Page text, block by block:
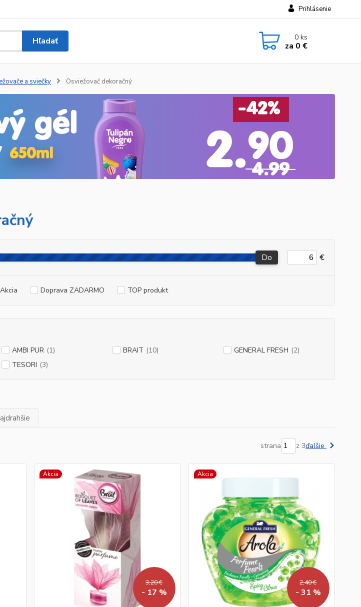
Prihlásenie
Hľadať 0ks
za 0 €
a sviečky Osviežovač dekoračný
Do €
Akcia Doprava ZADARMO TOP produkt
AMBI PUR (1) BRAIT (10) GENERAL FRESH (2)
TESORI (3)
strana z 3ďalšie
Akcia
3,20 €
- 17 %
Akcia
2,40 €
- 31 %